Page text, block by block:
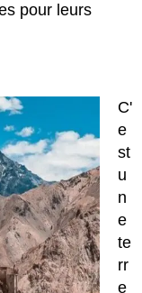
pour leurs
C'
e
st
u
n
e
te
rr
e